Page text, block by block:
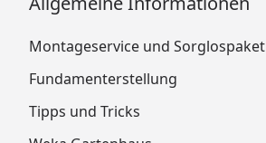
Montageservice und Sorglospaket
Fundamenterstellung
Tipps und Tricks